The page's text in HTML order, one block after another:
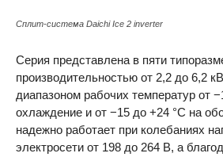
Сплит-система Daichi Ice 2 inverter
Серия представлена в пяти
производительностью от 2,2 до 6,2
диапазоном рабочих температур от
охлаждение и от −15 до +24 °C на
надежно работает при колебаниях
электросети от 198 до 264 В, а